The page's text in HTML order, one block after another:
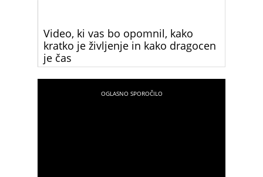
Video, ki vas bo opomnil, kako
kratko je življenje in kako dragocen
je čas
trenutki. Teh se ne da dobiti nazaj, zato moramo